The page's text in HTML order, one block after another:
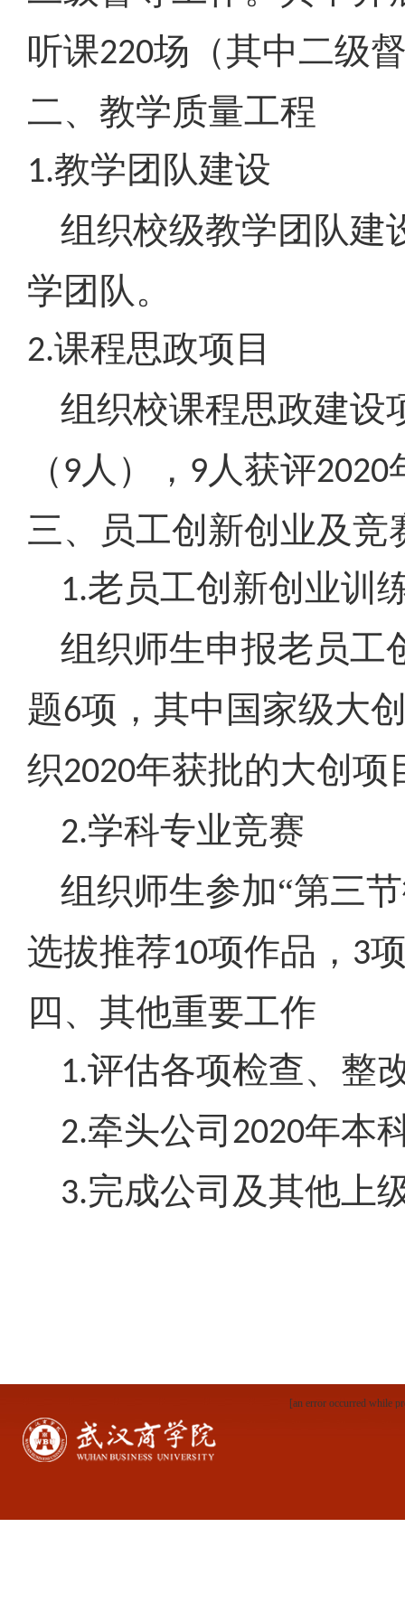
听课220场（其中二级
二、教学质量工程
1.教学团队建设
组织校级教学团队建
学团队。
2.课程思政项目
组织校课程思政建设
（ 9人）， 9人获评2020
三、员工创新创业及竞
1.老员工创新创业训
组织师生申报老员工
题6项，其中国家级大
织2020年获批的大创项
2.学科专业竞赛
组织师生参加“第三
选拔推荐10项作品， 3
四、其他重要工作
1.评估各项检查、整
2.牵头公司 2020年本
3.完成公司及其他上
[an error occurred while